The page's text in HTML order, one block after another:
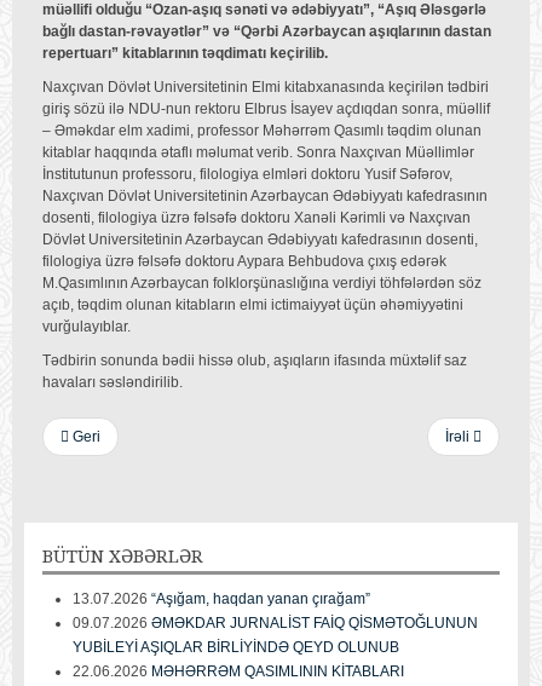
müəllifi olduğu “Ozan-aşıq sənəti və ədəbiyyatı”, “Aşıq Ələsgərlə
bağlı dastan-rəvayətlər” və “Qərbi Azərbaycan aşıqlarının dastan
repertuarı” kitablarının təqdimatı keçirilib.
Naxçıvan Dövlət Universitetinin Elmi kitabxanasında keçirilən tədbiri
giriş sözü ilə NDU-nun rektoru Elbrus İsayev açdıqdan sonra, müəllif
– Əməkdar elm xadimi, professor Məhərrəm Qasımlı təqdim olunan
kitablar haqqında ətaflı məlumat verib. Sonra Naxçıvan Müəllimlər
İnstitutunun professoru, filologiya elmləri doktoru Yusif Səfərov,
Naxçıvan Dövlət Universitetinin Azərbaycan Ədəbiyyatı kafedrasının
dosenti, filologiya üzrə fəlsəfə doktoru Xanəli Kərimli və Naxçıvan
Dövlət Universitetinin Azərbaycan Ədəbiyyatı kafedrasının dosenti,
filologiya üzrə fəlsəfə doktoru Aypara Behbudova çıxış edərək
M.Qasımlının Azərbaycan folklorşünaslığına verdiyi töhfələrdən söz
açıb, təqdim olunan kitabların elmi ictimaiyyət üçün əhəmiyyətini
vurğulayıblar.
Tədbirin sonunda bədii hissə olub, aşıqların ifasında müxtəlif saz
havaları səsləndirilib.
Geri İrəli
BÜTÜN XƏBƏRLƏR
13.07.2026 “Aşığam, haqdan yanan çırağam”
09.07.2026 ƏMƏKDAR JURNALİST FAİQ QİSMƏTOĞLUNUN
YUBİLEYİ AŞIQLAR BİRLİYİNDƏ QEYD OLUNUB
22.06.2026 MƏHƏRRƏM QASIMLININ KİTABLARI